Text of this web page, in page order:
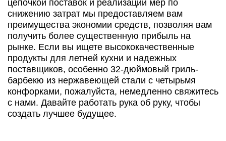
цепочкой поставок и реализации мер по
снижению затрат мы предоставляем вам
преимущества экономии средств, позволяя вам
получить более существенную прибыль на
рынке. Если вы ищете высококачественные
продукты для летней кухни и надежных
поставщиков, особенно 32-дюймовый гриль-
барбекю из нержавеющей стали с четырьмя
конфорками, пожалуйста, немедленно свяжитесь
с нами. Давайте работать рука об руку, чтобы
создать лучшее будущее.